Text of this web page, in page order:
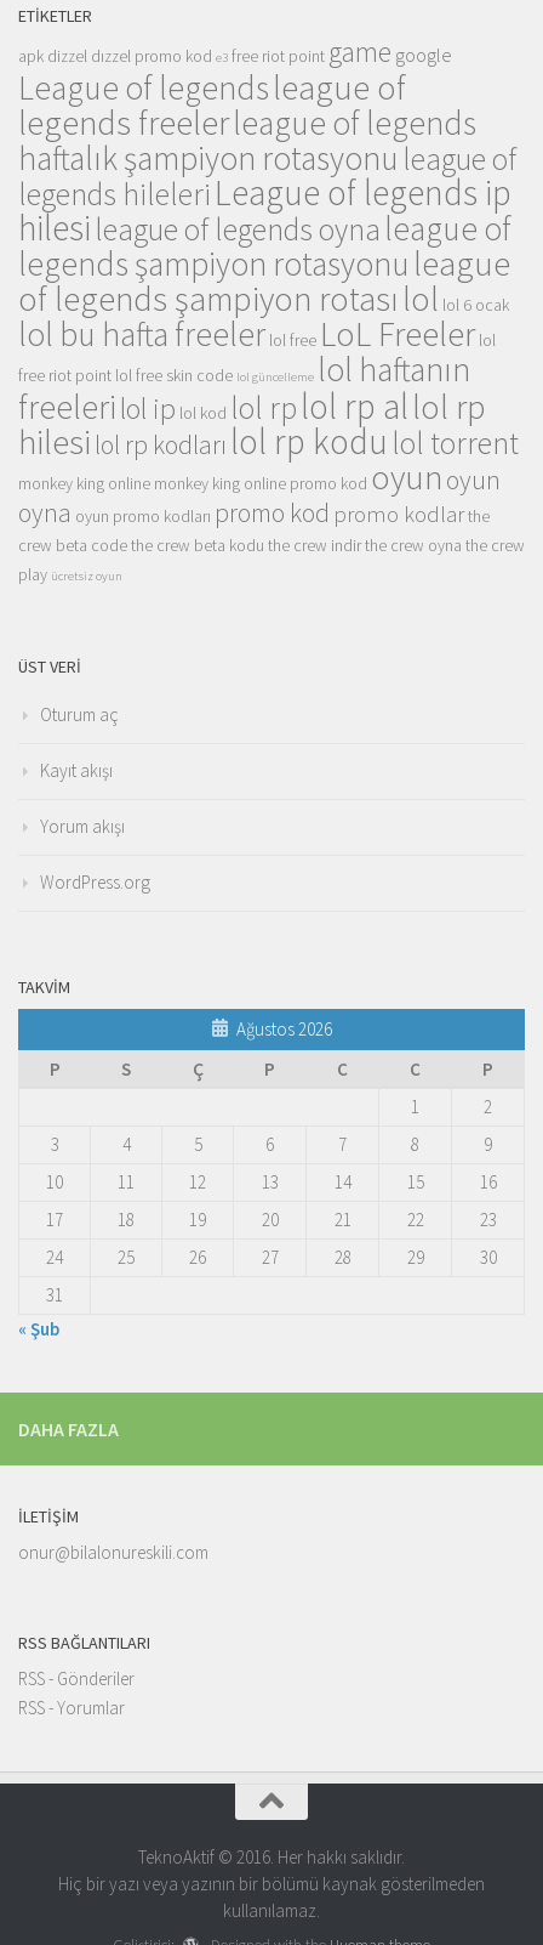
ETIKETLER
apk dizzel dızzel promo kod e3 free riot point game google
League of legendsleague of
legends freelerleague of legends
haftalık şampiyon rotasyonu league of
legends hileleri League of legends ip
hilesi league of legends oyna league of
legends şampiyon rotasyonu league
of legends şampiyon rotası lol lol 6 ocak
lol bu hafta freeler lol free LoL Freeler lol
free riot point lol free skin code lol güncelleme lol haftanın
freeleri lol ip lol kod lol rplol rp allol rp
hilesi lol rp kodları lol rp kodu lol torrent
monkey king online monkey king online promo kod oyun oyun
oyna oyun promo kodları promo kod promo kodlarthe
crew beta codethe crew beta kodu the crew indirthe crew oyna the crew
play ücretsiz oyun
ÜST VERI
Oturum aç
Kayıt akışı
Yorum akışı
WordPress.org
TAKVIM
Ağustos 2026
P
S Ç P C C
P
1
2
3
4 5 6 7 8
9
10
11 12 13 14 15
16
17
18 19 20 21 22
23
24
25 26 27 28 29
30
31
« Şub
DAHA FAZLA
İLETIŞIM
onur@bilalonureskili.com
RSS BAĞLANTILARI
RSS - Gönderiler
RSS - Yorumlar
TeknoAktif © 2016. Her hakkı saklıdır.
Hiç bir yazı veya yazının bir bölümü kaynak gösterilmeden
kullanılamaz.